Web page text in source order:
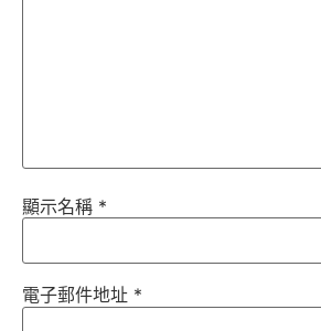
顯示名稱 *
電子郵件地址 *